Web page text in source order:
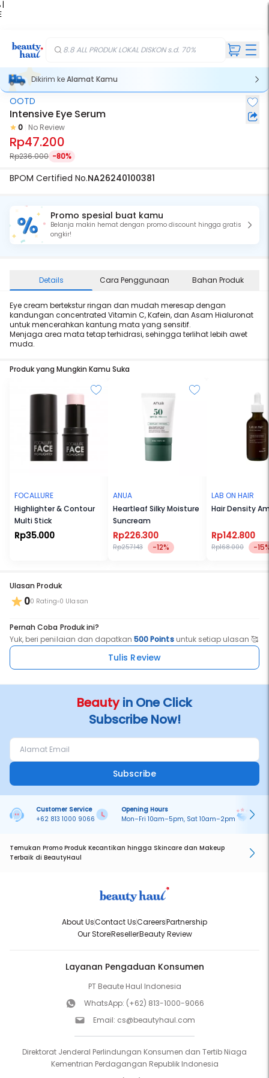
|
8.8 ALL PRODUK LOKAL DISKON s.d. 70%
Dikirim keAlamat Kamu
OOTD
Intensive Eye Serum
0 No Review
Rp47.200
Rp236.000 -80%
BPOM Certified No.NA26240100381
Promo spesial buat kamu
Belanja makin hemat dengan promo discount hingga gratis
ongkir!
Details Cara Penggunaan Bahan Produk
Eye cream bertekstur ringan dan mudah meresap dengan
kandungan concentrated Vitamin C, Kafein, dan Asam Hialuronat
untuk mencerahkan kantung mata yang sensitif.
Menjaga area mata tetap terhidrasi, sehingga terlihat lebih awet
muda.
Produk yang Mungkin Kamu Suka
FOCALLURE
Highlighter & Contour
Multi Stick
Rp35.000
ANUA
Heartleaf Silky Moisture
Suncream
Rp226.300
Rp257.143 -12%
LAB ON HAIR
Hair Density
Rp142.800
Rp168.000 -
Ulasan Produk
00 Rating 0 Ulasan
Pernah Coba Produk ini?
Yuk, beri penilaian dan dapatkan500 Pointsuntuk setiap ulasan 🥰
Tulis Review
Beautyin One Click
Subscribe Now!
Subscribe
Customer Service
+62 813 1000 9066
Opening Hours
Mon–Fri 10am–5pm, Sat 10am–2pm
Temukan Promo Produk Kecantikan hingga Skincare dan Makeup
Terbaik di BeautyHaul
About UsContact UsCareersPartnership
Our StoreResellerBeauty Review
Layanan Pengaduan Konsumen
PT Beaute Haul Indonesia
WhatsApp: (+62) 813-1000-9066
Email: cs@beautyhaul.com
Direktorat Jenderal Perlindungan Konsumen dan Tertib Niaga
Kementrian Perdagangan Republik Indonesia